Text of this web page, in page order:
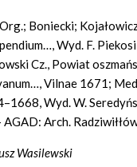
Boniecki;
Wyd. F.
Cz., Powiat
Vilnae 1671;
Wyd. W.
AGAD: Arch.
Wasilewski